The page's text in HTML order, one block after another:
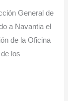
General de
a Navantia el
de la Oficina
los